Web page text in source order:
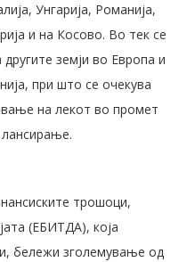
Унгарија, Романија,
и на Косово. Во тек се
земји во Европа и
при што се очекува
на лекот во промет
трошоци,
(ЕБИТДА), која
бележи зголемување од